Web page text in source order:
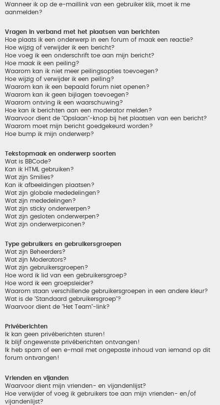
Wanneer ik op de e-maillink van een gebruiker klik, moet ik me
aanmelden?
Vragen in verband met het plaatsen van berichten
Hoe plaats ik een onderwerp in een forum of maak een reactie?
Hoe wijzig of verwijder ik een bericht?
Hoe voeg ik een onderschrift toe aan mijn bericht?
Hoe maak ik een peiling?
Waarom kan ik niet meer peilingsopties toevoegen?
Hoe wijzig of verwijder ik een peiling?
Waarom kan ik een bepaald forum niet openen?
Waarom kan ik geen bijlagen toevoegen?
Waarom ontving ik een waarschuwing?
Hoe kan ik berichten aan een moderator melden?
Waarvoor dient de "Opslaan"-knop bij het plaatsen van een bericht?
Waarom moet mijn bericht goedgekeurd worden?
Hoe bump ik mijn onderwerp?
Tekstopmaak en onderwerp soorten
Wat is BBCode?
Kan ik HTML gebruiken?
Wat zijn Smilies?
Kan ik afbeeldingen plaatsen?
Wat zijn globale mededelingen?
Wat zijn mededelingen?
Wat zijn sticky onderwerpen?
Wat zijn gesloten onderwerpen?
Wat zijn onderwerpiconen?
Type gebruikers en gebruikersgroepen
Wat zijn Beheerders?
Wat zijn Moderators?
Wat zijn gebruikersgroepen?
Hoe word ik lid van een gebruikersgroep?
Hoe word ik een groepsleider?
Waarom staan verschillende gebruikersgroepen in een andere kleur?
Wat is de "Standaard gebruikersgroep"?
Waarvoor dient de "Het Team"-link?
Privéberichten
Ik kan geen privéberichten sturen!
Ik blijf ongewenste privéberichten ontvangen!
Ik heb spam of een e-mail met ongepaste inhoud van iemand op dit
forum ontvangen!
Vrienden en vijanden
Waarvoor dient mijn vrienden- en vijandenlijst?
Hoe verwijder of voeg ik gebruikers toe aan mijn vrienden- en/of
vijandenlijst?